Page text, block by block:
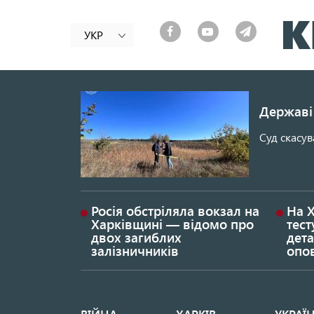
УКР
Державі
Суд
Росія обстріляла вокзал на
Харківщині — відомо про
двох загиблих
залізничників
На